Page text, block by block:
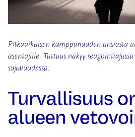
Pitkäaikaisen kumppanuuden ansiosta
asentajille. Tuttuus näkyy
sujuvuudessa.
Turvallisuus
alueen